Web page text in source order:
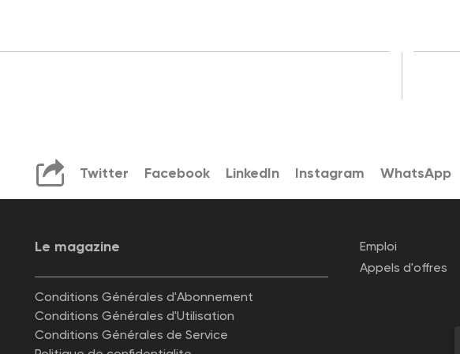
Twitter Facebook LinkedIn Instagram WhatsApp
Le magazine
Conditions Générales d'Abonnement
Conditions Générales d'Utilisation
Conditions Générales de Service
Emploi
Appels d'offres